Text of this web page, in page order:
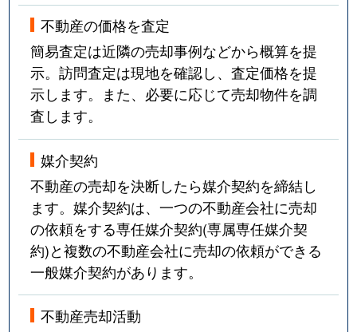
不動産の価格を査定
簡易査定は近隣の売却事例などから概算を提
示。訪問査定は現地を確認し、査定価格を提
示します。また、必要に応じて売却物件を調
査します。
媒介契約
不動産の売却を決断したら媒介契約を締結し
ます。媒介契約は、一つの不動産会社に売却
の依頼をする専任媒介契約(専属専任媒介契
約)と複数の不動産会社に売却の依頼ができる
一般媒介契約があります。
不動産売却活動